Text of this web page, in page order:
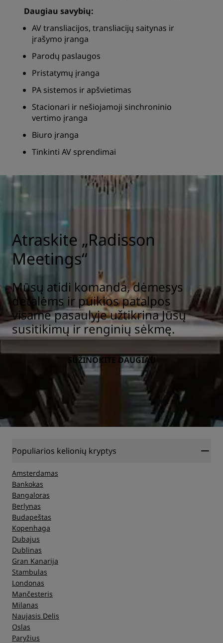
Daugiau savybių:
AV transliacijos, transliacijų saitynas ir
įrašymo įranga
Parodų paslaugos
Pristatymų įranga
PA sistemos ir apšvietimas
Stacionari ir nešiojamoji sinchroninio
vertimo įranga
Biuro įranga
Tinkinti AV sprendimai
Atraskite „Radisson
Meetings“
Mūsų atidi komanda, dėmesys
detalėms ir puikios patalpos
visame pasaulyje užtikrina Jūsų
susitikimų ir renginių sėkmę.
SUŽINOKITE DAUGIAU
Populiarios kelionių kryptys
Amsterdamas
Bankokas
Bangaloras
Berlynas
Budapeštas
Kopenhaga
Dubajus
Dublinas
Gran Kanarija
Stambulas
Londonas
Mančesteris
Milanas
Naujasis Delis
Oslas
Paryžius